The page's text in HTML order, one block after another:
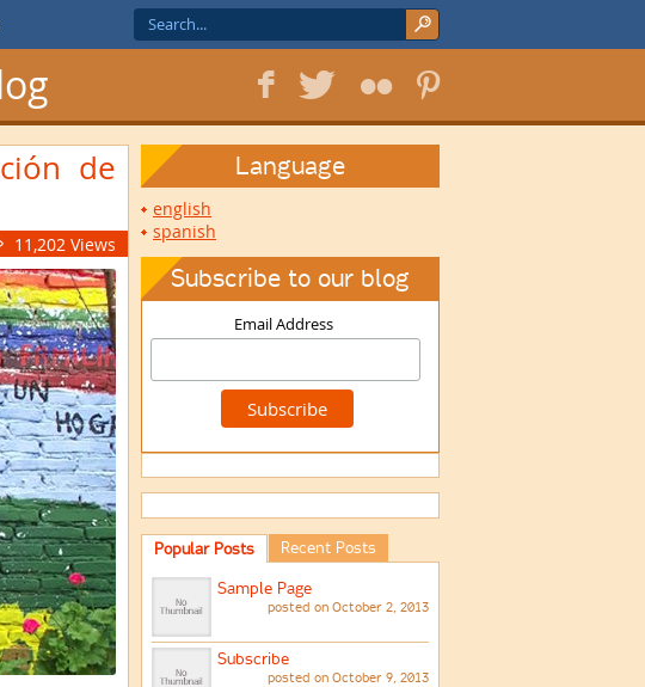
f T F 1
de
11,202 Views
Language
english
spanish
Subscribe to our blog
Email Address
Popular Posts Recent Posts
Sample Page
posted on October 2, 2013
Subscribe
posted on October 9, 2013